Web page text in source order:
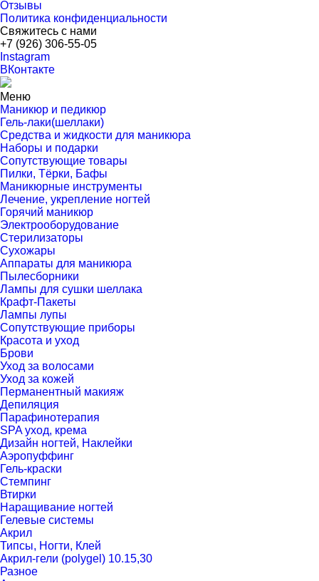
Отзывы
Политика конфиденциальности
Свяжитесь с нами
+7 (926) 306-55-05
Instagram
ВКонтакте
Меню
Маникюр и педикюр
Гель-лаки(шеллаки)
Средства и жидкости для маникюра
Наборы и подарки
Сопутствующие товары
Пилки, Тёрки, Бафы
Маникюрные инструменты
Лечение, укрепление ногтей
Горячий маникюр
Электрооборудование
Стерилизаторы
Сухожары
Аппараты для маникюра
Пылесборники
Лампы для сушки шеллака
Крафт-Пакеты
Лампы лупы
Сопутствующие приборы
Красота и уход
Брови
Уход за волосами
Уход за кожей
Перманентный макияж
Депиляция
Парафинотерапия
SPA уход, крема
Дизайн ногтей, Наклейки
Аэропуффинг
Гель-краски
Стемпинг
Втирки
Наращивание ногтей
Гелевые системы
Акрил
Типсы, Ногти, Клей
Акрил-гели (polygel) 10.15,30
Разное